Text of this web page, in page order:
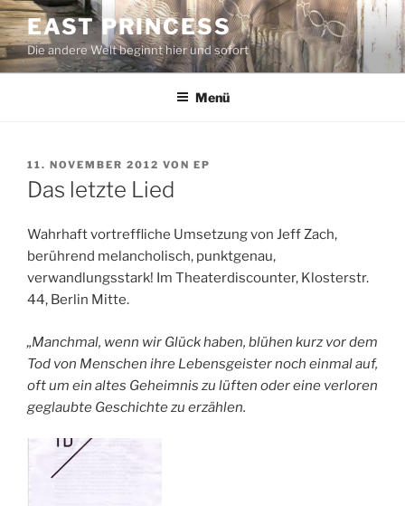
Zum
Inhalt
springen
EAST PRINCESS
Die andere Welt beginnt hier und sofort
Menü
VERÖFFENTLICHT
AM
11. NOVEMBER 2012 VON EP
Das letzte Lied
Wahrhaft vortreffliche Umsetzung von Jeff Zach,
berührend melancholisch, punktgenau,
verwandlungsstark! Im Theaterdiscounter, Klosterstr.
44, Berlin Mitte.
„Manchmal, wenn wir Glück haben, blühen kurz vor dem
Tod von Menschen ihre Lebensgeister noch einmal auf,
oft um ein altes Geheimnis zu lüften oder eine verloren
geglaubte Geschichte zu erzählen.